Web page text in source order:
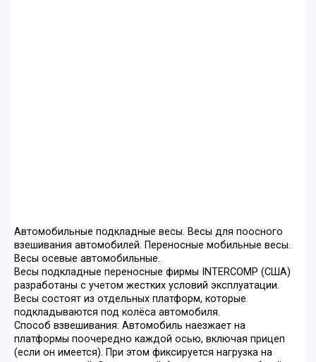
Автомобильные подкладные весы. Весы для поосного
взешивания автомобилей. Переносные мобильные весы.
Весы осевые автомобильные.
Весы подкладные переносные фирмы INTERCOMP (США)
разработаны с учетом жестких условий эксплуатации.
Весы состоят из отдельных платформ, которые
подкладываются под колёса автомобиля.
Способ взвешивания: Автомобиль наезжает на
платформы поочередно каждой осью, включая прицеп
(если он имеется). При этом фиксируется нагрузка на